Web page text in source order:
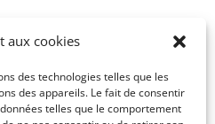
aux cookies
des technologies telles que les
des appareils. Le fait de consentir
telles que le comportement